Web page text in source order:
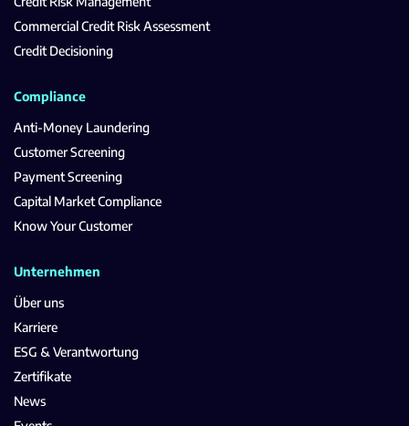
Commercial Credit Risk Assessment
Credit Decisioning
Compliance
Anti-Money Laundering
Customer Screening
Payment Screening
Capital Market Compliance
Know Your Customer
Unternehmen
Über uns
Karriere
ESG & Verantwortung
Zertifikate
News